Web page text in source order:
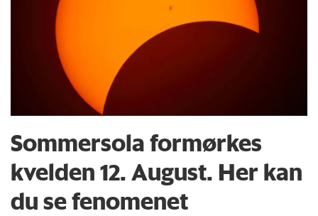
Sommersola formørkes
kvelden 12. August. Her kan
du se fenomenet